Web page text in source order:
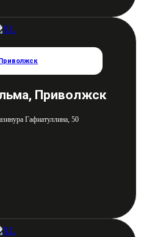
Приволжск
Приволжск
Гафиатуллина, 50